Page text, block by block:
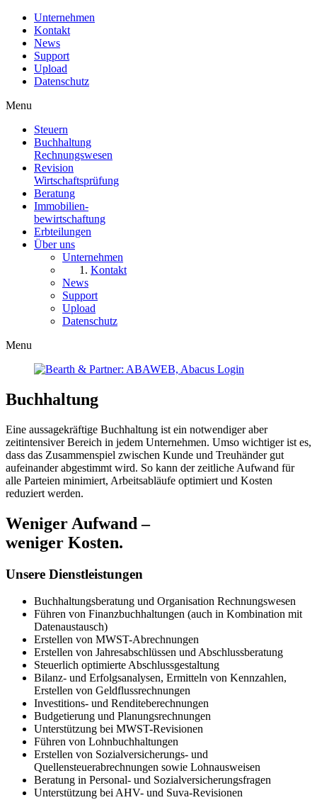
Unternehmen
Kontakt
News
Support
Upload
Datenschutz
Menu
Steuern
Buchhaltung
Rechnungswesen
Revision
Wirtschaftsprüfung
Beratung
Immobilien-
bewirtschaftung
Erbteilungen
Über uns
Unternehmen
Kontakt
News
Support
Upload
Datenschutz
Menu
Buchhaltung
Eine aussagekräftige Buchhaltung ist ein notwendiger aber
zeitintensiver Bereich in jedem Unternehmen. Umso wichtiger ist es,
dass das Zusammenspiel zwischen Kunde und Treuhänder gut
aufeinander abgestimmt wird. So kann der zeitliche Aufwand für
alle Parteien minimiert, Arbeitsabläufe optimiert und Kosten
reduziert werden.
Weniger Aufwand –
weniger Kosten.
Unsere Dienstleistungen
Buchhaltungsberatung und Organisation Rechnungswesen
Führen von Finanzbuchhaltungen (auch in Kombination mit
Datenaustausch)
Erstellen von MWST-Abrechnungen
Erstellen von Jahresabschlüssen und Abschlussberatung
Steuerlich optimierte Abschlussgestaltung
Bilanz- und Erfolgsanalysen, Ermitteln von Kennzahlen,
Erstellen von Geldflussrechnungen
Investitions- und Renditeberechnungen
Budgetierung und Planungsrechnungen
Unterstützung bei MWST-Revisionen
Führen von Lohnbuchhaltungen
Erstellen von Sozialversicherungs- und
Quellensteuerabrechnungen sowie Lohnausweisen
Beratung in Personal- und Sozialversicherungsfragen
Unterstützung bei AHV- und Suva-Revisionen